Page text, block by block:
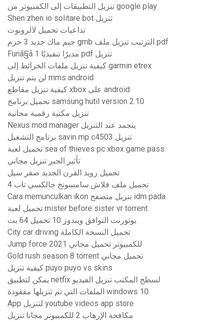
تنزيل التطبيقات إلى الكمبيوتر من google play
Shen zhen io solitare bot تنزيل
تداعيات تحميل لالروبوت
جيم ماك جديد 3 حزم gmb الترتيب تنزيل ملف pdf
Funã§ã مديرًا تنفيذيًا 1 pdf تنزيل
كيفية تنزيل ملفات الخرائط إلى garmin etrex
لن يتم تنزيل mms android
كيفية تنزيل مقاطع xbox على android
تحميل برنامج samsung hutil version 2.10
تنزيل مكتبة رقمية مجانية
Nexus mod manager يتجمد عند التنزيل
برنامج التشغيل savin mp c4503 تنزيل
تحميل لعبة sea of ​​thieves pc xbox game pass
تأثير الحبر تنزيل مجاني
تحميل زويد القرن الجديد صفر سيل
تحميل ملف فلاش سامسونج جالكسي تاب 4
Cara memunculkan ikon تنزيل متصفح idm pada
تحميل لعبة mister before sister vr torrent
يوتورنت التوافق ويندوز 10 تحميل 64 بت
City ​​car driving تحميل النسخة الكاملة
Jump force للكمبيوتر تحميل مجاني 2021
Gold rush season 8 torrent تحميل مجاني
كيفية تنزيل puyo puyo vs skins
يمكن لتطبيق netfix لسطح المكتب تنزيل الفيديو
الملفات التي تم تنزيلها مفقودة windows 10
App لتنزيل youtube videos app store
مكافحة الإرهاب 2 للكمبيوتر مجانا تنزيل